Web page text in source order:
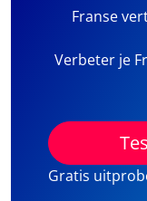
Franse
Verbeter je
Gratis